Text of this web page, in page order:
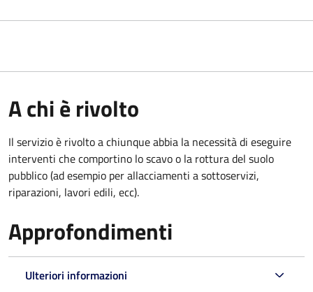
A chi è rivolto
Il servizio è rivolto a chiunque abbia la necessità di eseguire
interventi che comportino lo scavo o la rottura del suolo
pubblico (ad esempio per allacciamenti a sottoservizi,
riparazioni, lavori edili, ecc).
Approfondimenti
Ulteriori informazioni